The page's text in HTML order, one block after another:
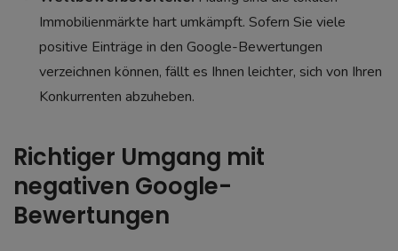
Immobilienmärkte hart umkämpft. Sofern Sie viele
positive Einträge in den Google-Bewertungen
verzeichnen können, fällt es Ihnen leichter, sich von Ihren
Konkurrenten abzuheben.
Richtiger Umgang mit
negativen Google-
Bewertungen